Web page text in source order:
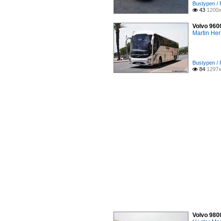
Bustypen /
 43
Volvo
Martin
Bustypen /
 84
Volvo